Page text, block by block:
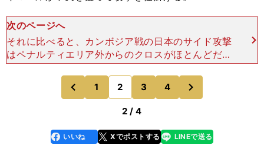
次のページへ
それに比べると、カンボジア戦の日本のサイド攻撃
はペナルティエリア外からのクロスがほとんどだっ
た。また、中央へのドリブル突破や、ボランチから
ワントップの岡崎慎司に縦パスが入るシーンは少な
かった。そのため
前
のページへ
1 2 3 4
のページへ
2 / 4
faceboo
k
いいね Xでポストする
line LINEで送る